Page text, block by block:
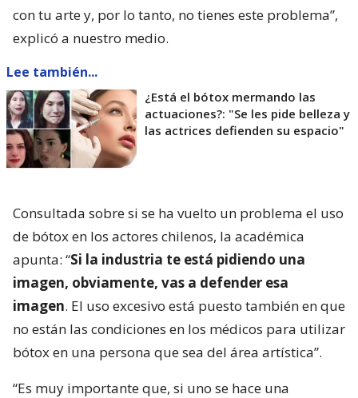
con tu arte y, por lo tanto, no tienes este problema”,
explicó a nuestro medio.
Lee también...
¿Está el bótox mermando las
actuaciones?: "Se les pide belleza y
las actrices defienden su espacio"
Consultada sobre si se ha vuelto un problema el uso
de bótox en los actores chilenos, la académica
apunta: “Si la industria te está pidiendo una
imagen, obviamente, vas a defender esa
imagen. El uso excesivo está puesto también en que
no están las condiciones en los médicos para utilizar
bótox en una persona que sea del área artística”.
“Es muy importante que, si uno se hace una